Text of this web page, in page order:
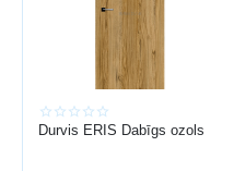
Durvis ERIS Dabīgs ozols